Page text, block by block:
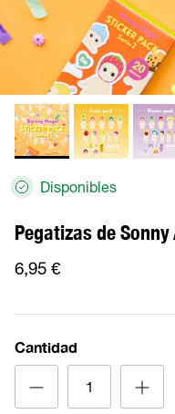
Disponibles
Pegatizas de
6,95 €
Cantidad